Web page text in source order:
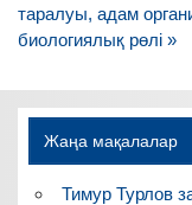
таралуы, адам
биологиялық рөлі »
Жаңа мақалалар
Тимур Турлов